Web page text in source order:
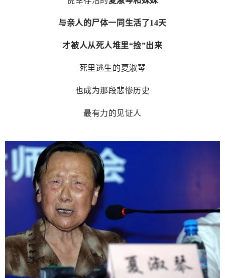
与亲人的尸体一同生活了14天
才被人从死人堆里“捡”出来
死里逃生的夏淑琴
也成为那段悲惨历史
最有力的见证人